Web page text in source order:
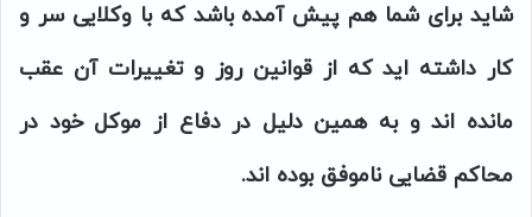
شاید برای شما هم پیش آمده باشد که با وکلایی سر و
کار داشته اید که از قوانین روز و تغییرات آن عقب
مانده اند و به همین دلیل در دفاع از موکل خود در
محاکم قضایی ناموفق بوده اند.